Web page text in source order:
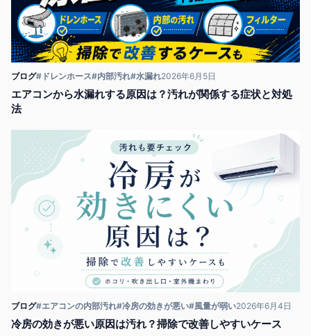
ブログ#ドレンホース#内部汚れ#水漏れ2026年6月5日
エアコンから水漏れする原因は？汚れが関係する症状と対処
法
ブログ#エアコンの内部汚れ#冷房の効きが悪い#風量が弱い2026年6月4日
冷房の効きが悪い原因は汚れ？掃除で改善しやすいケース